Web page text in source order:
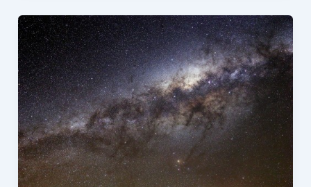
primer
Diplomado
de
Astroingeniería
de
la
Región